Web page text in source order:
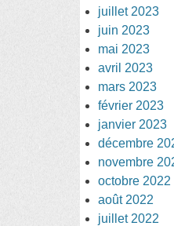
juillet 2023
juin 2023
mai 2023
avril 2023
mars 2023
février 2023
janvier 2023
décembre
novembre
octobre 2022
août 2022
juillet 2022